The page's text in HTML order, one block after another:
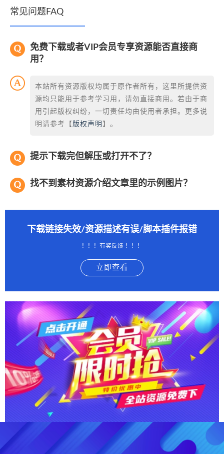
常见问题FAQ
免费下载或者VIP会员专享资源能否直接商
用？
本站所有资源版权均属于原作者所有，这里所提供资
源均只能用于参考学习用，请勿直接商用。若由于商
用引起版权纠纷，一切责任均由使用者承担。更多说
明请参考【 版权声明 】。
提示下载完但解压或打开不了？
找不到素材资源介绍文章里的示例图片？
下载链接失效/资源描述有误/脚本插件报错
！！！有奖反馈 ！！！
立即查看